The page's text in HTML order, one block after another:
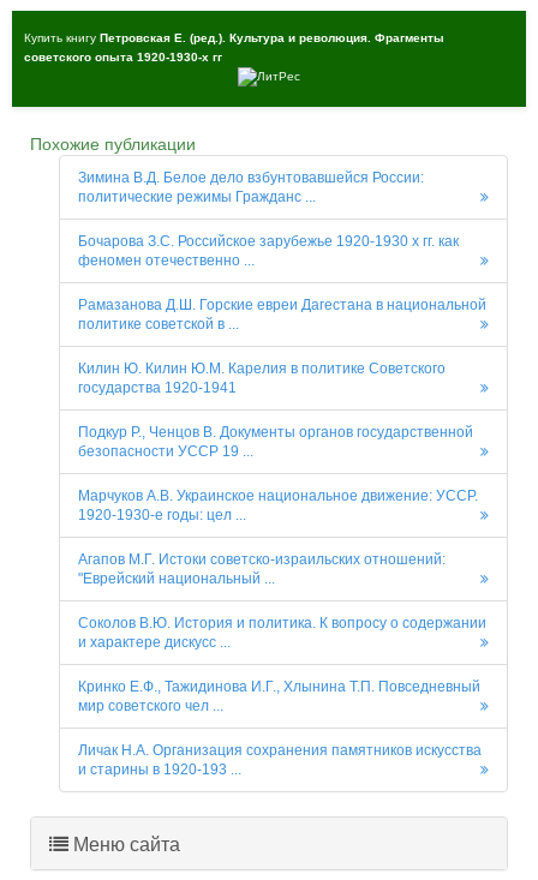
Купить книгу Петровская Е. (ред.). Культура и революция. Фрагменты
советского опыта 1920-1930-х гг
Похожие публикации
Зимина В.Д. Белое дело взбунтовавшейся России:
политические режимы Гражданс ...
Бочарова З.С. Российское зарубежье 1920-1930 х гг. как
феномен отечественно ...
Рамазанова Д.Ш. Горские евреи Дагестана в национальной
политике советской в ...
Килин Ю. Килин Ю.М. Карелия в политике Советского
государства 1920-1941
Подкур Р., Ченцов В. Документы органов государственной
безопасности УCCР 19 ...
Марчуков А.В. Украинское национальное движение: УССР.
1920-1930-е годы: цел ...
Агапов М.Г. Истоки советско-израильских отношений:
"Еврейский национальный ...
Соколов В.Ю. История и политика. К вопросу о содержании
и характере дискусс ...
Кринко Е.Ф., Тажидинова И.Г., Хлынина Т.П. Повседневный
мир советского чел ...
Личак Н.А. Организация сохранения памятников искусства
и старины в 1920-193 ...
Меню сайта